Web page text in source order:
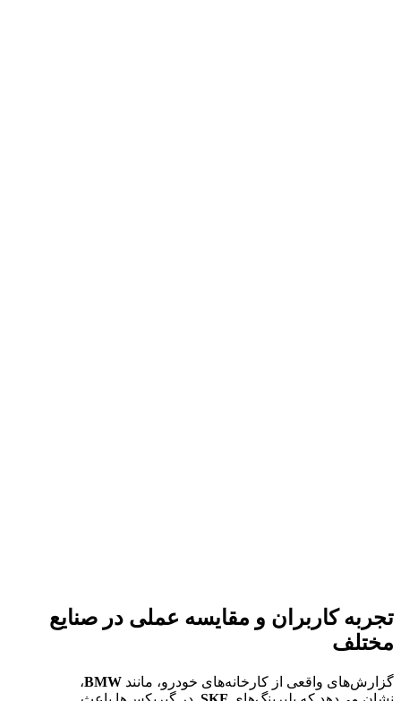
تجربه کاربران و مقایسه عملی در صنایع
مختلف
گزارش‌های واقعی از کارخانه‌های خودرو، مانند BMW،